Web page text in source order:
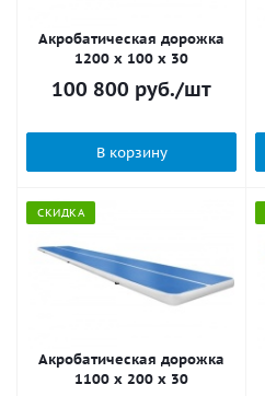
Акробатическая дорожка
1200 x 100 x 30
100 800 руб./шт
В корзину
СКИДКА
Акробатическая дорожка
1100 x 200 x 30